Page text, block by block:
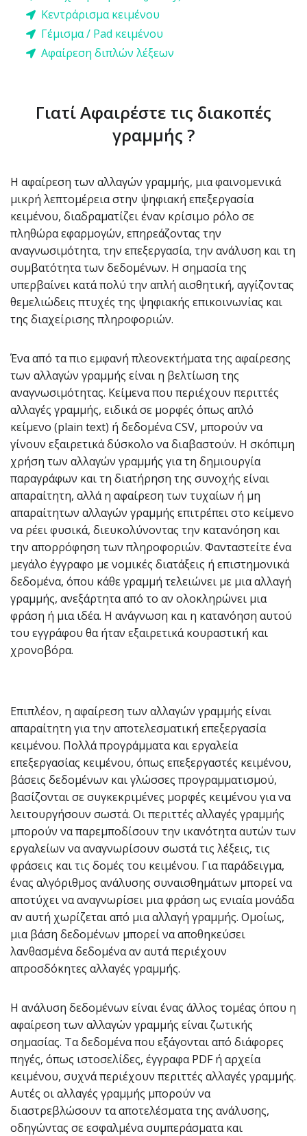
Κεντράρισμα κειμένου
Γέμισμα / Pad κειμένου
Αφαίρεση διπλών λέξεων
Γιατί Αφαιρέστε τις διακοπές
γραμμής ?
Η αφαίρεση των αλλαγών γραμμής, μια φαινομενικά
μικρή λεπτομέρεια στην ψηφιακή επεξεργασία
κειμένου, διαδραματίζει έναν κρίσιμο ρόλο σε
πληθώρα εφαρμογών, επηρεάζοντας την
αναγνωσιμότητα, την επεξεργασία, την ανάλυση και τη
συμβατότητα των δεδομένων. Η σημασία της
υπερβαίνει κατά πολύ την απλή αισθητική, αγγίζοντας
θεμελιώδεις πτυχές της ψηφιακής επικοινωνίας και
της διαχείρισης πληροφοριών.
Ένα από τα πιο εμφανή πλεονεκτήματα της αφαίρεσης
των αλλαγών γραμμής είναι η βελτίωση της
αναγνωσιμότητας. Κείμενα που περιέχουν περιττές
αλλαγές γραμμής, ειδικά σε μορφές όπως απλό
κείμενο (plain text) ή δεδομένα CSV, μπορούν να
γίνουν εξαιρετικά δύσκολο να διαβαστούν. Η σκόπιμη
χρήση των αλλαγών γραμμής για τη δημιουργία
παραγράφων και τη διατήρηση της συνοχής είναι
απαραίτητη, αλλά η αφαίρεση των τυχαίων ή μη
απαραίτητων αλλαγών γραμμής επιτρέπει στο κείμενο
να ρέει φυσικά, διευκολύνοντας την κατανόηση και
την απορρόφηση των πληροφοριών. Φανταστείτε ένα
μεγάλο έγγραφο με νομικές διατάξεις ή επιστημονικά
δεδομένα, όπου κάθε γραμμή τελειώνει με μια αλλαγή
γραμμής, ανεξάρτητα από το αν ολοκληρώνει μια
φράση ή μια ιδέα. Η ανάγνωση και η κατανόηση αυτού
του εγγράφου θα ήταν εξαιρετικά κουραστική και
χρονοβόρα.
Επιπλέον, η αφαίρεση των αλλαγών γραμμής είναι
απαραίτητη για την αποτελεσματική επεξεργασία
κειμένου. Πολλά προγράμματα και εργαλεία
επεξεργασίας κειμένου, όπως επεξεργαστές κειμένου,
βάσεις δεδομένων και γλώσσες προγραμματισμού,
βασίζονται σε συγκεκριμένες μορφές κειμένου για να
λειτουργήσουν σωστά. Οι περιττές αλλαγές γραμμής
μπορούν να παρεμποδίσουν την ικανότητα αυτών των
εργαλείων να αναγνωρίσουν σωστά τις λέξεις, τις
φράσεις και τις δομές του κειμένου. Για παράδειγμα,
ένας αλγόριθμος ανάλυσης συναισθημάτων μπορεί να
αποτύχει να αναγνωρίσει μια φράση ως ενιαία μονάδα
αν αυτή χωρίζεται από μια αλλαγή γραμμής. Ομοίως,
μια βάση δεδομένων μπορεί να αποθηκεύσει
λανθασμένα δεδομένα αν αυτά περιέχουν
απροσδόκητες αλλαγές γραμμής.
Η ανάλυση δεδομένων είναι ένας άλλος τομέας όπου η
αφαίρεση των αλλαγών γραμμής είναι ζωτικής
σημασίας. Τα δεδομένα που εξάγονται από διάφορες
πηγές, όπως ιστοσελίδες, έγγραφα PDF ή αρχεία
κειμένου, συχνά περιέχουν περιττές αλλαγές γραμμής.
Αυτές οι αλλαγές γραμμής μπορούν να
διαστρεβλώσουν τα αποτελέσματα της ανάλυσης,
οδηγώντας σε εσφαλμένα συμπεράσματα και